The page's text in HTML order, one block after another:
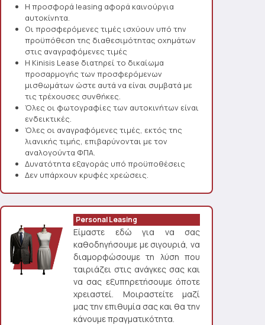
Η προσφορά leasing αφορά καινούργια
αυτοκίνητα.
Οι προσφερόμενες τιμές ισχύουν υπό την
προϋπόθεση της διαθεσιμότητας οχημάτων
στις αναγραφόμενες τιμές
Η Kinisis Lease διατηρεί το δικαίωμα
προσαρμογής των προσφερόμενων
μισθωμάτων ώστε αυτά να είναι συμβατά με
τις τρέχουσες συνθήκες.
Όλες οι φωτογραφίες των αυτοκινήτων είναι
ενδεικτικές.
Όλες οι αναγραφόμενες τιμές, εκτός της
λιανικής τιμής, επιβαρύνονται με τον
αναλογούντα ΦΠΑ.
Δυνατότητα εξαγοράς υπό προϋποθέσεις
Δεν υπάρχουν κρυφές χρεώσεις.
Personal Leasing
Είμαστε εδώ για να σας
καθοδηγήσουμε με σιγουριά, να
διαμορφώσουμε τη λύση που
ταιριάζει στις ανάγκες σας και
να σας εξυπηρετήσουμε όποτε
χρειαστεί. Μοιραστείτε μαζί
μας την επιθυμία σας και θα την
κάνουμε πραγματικότητα.